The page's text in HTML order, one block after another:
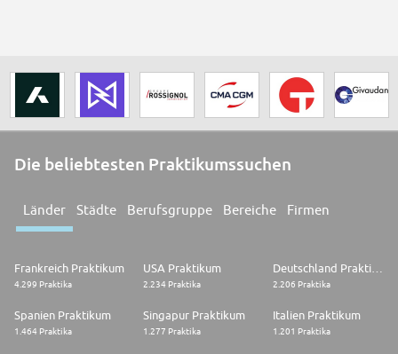
Die beliebtesten Praktikumssuchen
Länder Städte Berufsgruppe Bereiche Firmen
Frankreich Praktikum
4.299 Praktika
USA Praktikum
2.234 Praktika
Deutschland Praktikum
2.206 Praktika
Spanien Praktikum
1.464 Praktika
Singapur Praktikum
1.277 Praktika
Italien Praktikum
1.201 Praktika